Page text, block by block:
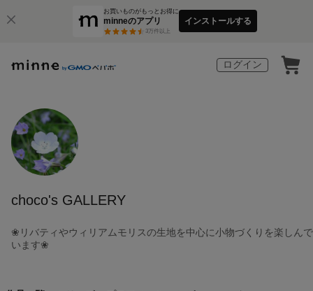
お買いものがもっとお得に
minneのアプリ
3万件以上
インストールする
ログイン
choco's GALLERY
❀リバティやウィリアムモリスの生地を中心に小物づくりを楽しんで
います❀